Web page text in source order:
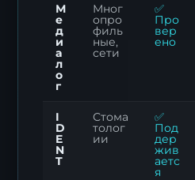
М
е
д
и
а
л
о
г
Мног
опро
филь
ные,
сети
✅
Про
вер
ено
I
D
E
N
T
Стома
толог
ии
✅
Под
дер
жив
аетс
я